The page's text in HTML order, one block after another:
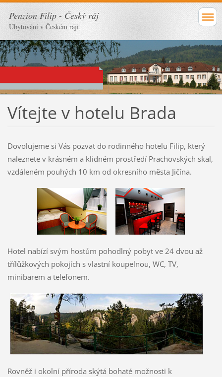
Penzion Filip - Český ráj
Ubytování v Českém ráji
Vítejte v hotelu Brada
Dovolujeme si Vás pozvat do rodinného hotelu Filip, který
naleznete v krásném a klidném prostředí Prachovských skal,
vzdáleném pouhých 10 km od okresního města Jičína.
Hotel nabízí svým hostům pohodlný pobyt ve 24 dvou až
třílůžkových pokojích s vlastní koupelnou, WC, TV,
minibarem a telefonem.
Rovněž i okolní příroda skýtá bohaté možnosti k